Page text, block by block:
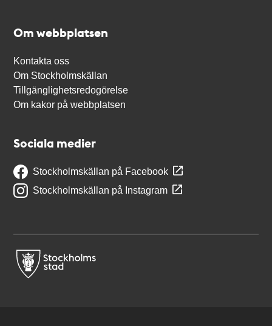
Om webbplatsen
Kontakta oss
Om Stockholmskällan
Tillgänglighetsredogörelse
Om kakor på webbplatsen
Sociala medier
Stockholmskällan på Facebook
Stockholmskällan på Instagram